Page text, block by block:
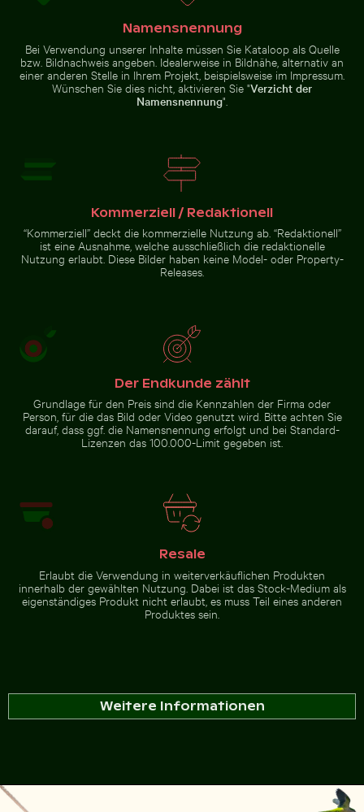
Olympiaturm mit Blumen im Luftaufnahme des Dorfes Mandraki
Café-Tisch im Freien mit rosa TulpenLuftaufnahme des Siva
Alte Ruinen von Wat
Mahathat in Ayutthaya
Namensnennung
Bei Verwendung unserer Inhalte müssen Sie Kataloop als Quelle
bzw. Bildnachweis angeben. Idealerweise in Bildnähe, alternativ an
einer anderen Stelle in Ihrem Projekt, beispielsweise im Impressum.
Wünschen Sie dies nicht, aktivieren Sie "Verzicht der
Namensnennung".
Kommerziell / Redaktionell
“Kommerziell” deckt die kommerzielle Nutzung ab. “Redaktionell”
ist eine Ausnahme, welche ausschließlich die redaktionelle
Nutzung erlaubt. Diese Bilder haben keine Model- oder Property-
Releases.
Der Endkunde zählt
Grundlage für den Preis sind die Kennzahlen der Firma oder
Person, für die das Bild oder Video genutzt wird. Bitte achten Sie
darauf, dass ggf. die Namensnennung erfolgt und bei Standard-
Lizenzen das 100.000-Limit gegeben ist.
Resale
Erlaubt die Verwendung in weiterverkäuflichen Produkten
innerhalb der gewählten Nutzung. Dabei ist das Stock-Medium als
eigenständiges Produkt nicht erlaubt, es muss Teil eines anderen
Produktes sein.
Weitere Informationen